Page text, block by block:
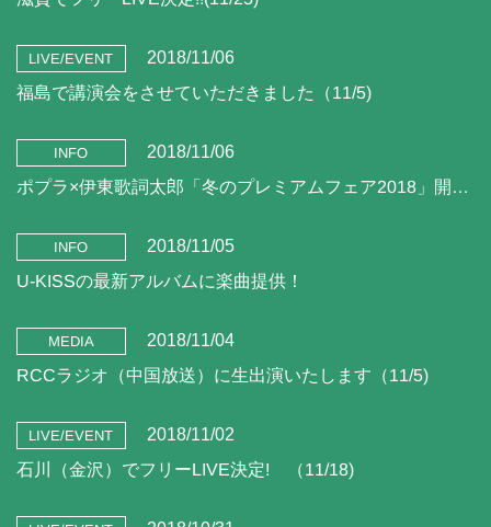
LIVE/EVENT 2018/11/06
福島で講演会をさせていただきました（11/5)
INFO 2018/11/06
ポプラ×伊東歌詞太郎「冬のプレミアムフェア2018」開催‼（11/6~)
INFO 2018/11/05
U-KISSの最新アルバムに楽曲提供！
MEDIA 2018/11/04
RCCラジオ（中国放送）に生出演いたします（11/5)
LIVE/EVENT 2018/11/02
石川（金沢）でフリーLIVE決定! （11/18)